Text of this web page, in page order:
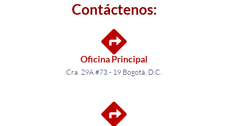
Contáctenos:
Oficina Principal
Cra. 29A #73 - 19 Bogotá, D.C.